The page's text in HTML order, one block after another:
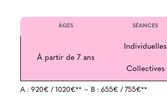
ÂGES SÉANCES
À partir de 7 ans
Individuelles
Collectives
A : 920€ / 1020€** ~ B : 655€ / 755€**